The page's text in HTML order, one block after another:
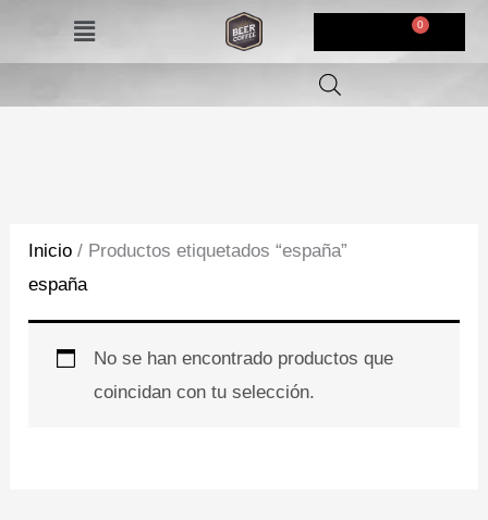
Menú
Inicio / Productos etiquetados “españa”
españa
No se han encontrado productos que
coincidan con tu selección.